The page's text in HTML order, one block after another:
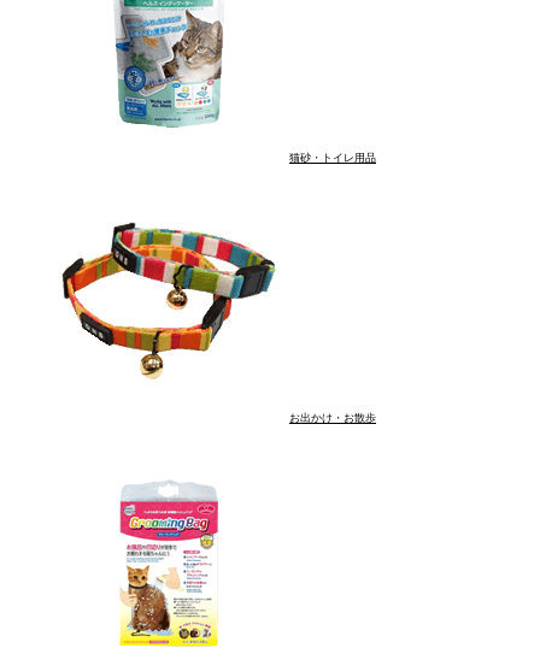
猫砂・トイレ用品
お出かけ・お散歩